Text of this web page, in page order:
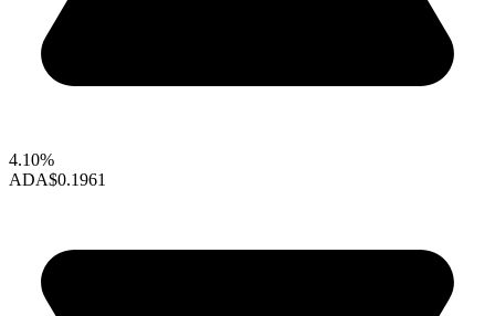
4.10%
ADA$0.1961